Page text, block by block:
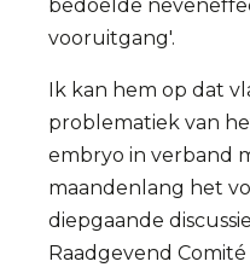
bedoelde
vooruitgang'.
Ik kan hem op dat
problematiek van
embryo in verband
maandenlang het
diepgaande
Raadgevend